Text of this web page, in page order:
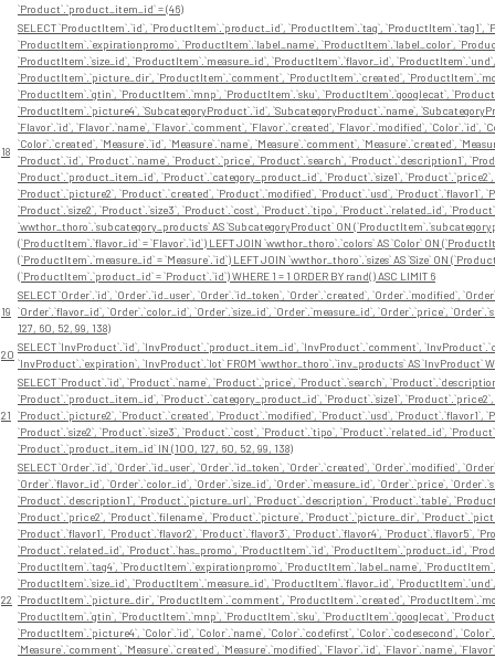
`Product`.`product_item_id` = (46)
18
SELECT `ProductItem`.`id`, `ProductItem`.`product_id`, `ProductItem`.`tag`, `ProductItem`.`tag1`,
`ProductItem`.`expirationpromo`, `ProductItem`.`label_name`, `ProductItem`.`label_color`,
`ProductItem`.`size_id`, `ProductItem`.`measure_id`, `ProductItem`.`flavor_id`,
`ProductItem`.`picture_dir`, `ProductItem`.`comment`, `ProductItem`.`created`,
`ProductItem`.`gtin`, `ProductItem`.`mnp`, `ProductItem`.`sku`, `ProductItem`.`googlecat`,
`ProductItem`.`picture4`, `SubcategoryProduct`.`id`, `SubcategoryProduct`.`name`,
`Flavor`.`id`, `Flavor`.`name`, `Flavor`.`comment`, `Flavor`.`created`, `Flavor`.`modified`,
`Color`.`created`, `Measure`.`id`, `Measure`.`name`, `Measure`.`comment`, `Measure`.`created`,
`Product`.`id`, `Product`.`name`, `Product`.`price`, `Product`.`search`, `Product`.`description1`,
`Product`.`product_item_id`, `Product`.`category_product_id`, `Product`.`size1`,
`Product`.`picture2`, `Product`.`created`, `Product`.`modified`, `Product`.`usd`, `Product`.`flavor1`,
`Product`.`size2`, `Product`.`size3`, `Product`.`cost`, `Product`.`tipo`, `Product`.`related_id`,
`wwthor_thoro`.`subcategory_products` AS `SubcategoryProduct` ON
(`ProductItem`.`flavor_id` = `Flavor`.`id`) LEFT JOIN `wwthor_thoro`.`colors` AS `Color` ON
(`ProductItem`.`measure_id` = `Measure`.`id`) LEFT JOIN `wwthor_thoro`.`sizes` AS `Size` ON
(`ProductItem`.`product_id` = `Product`.`id`) WHERE 1 = 1 ORDER BY rand() ASC LIMIT 6
19
SELECT `Order`.`id`, `Order`.`id_user`, `Order`.`id_token`, `Order`.`created`, `Order`.`modified`,
`Order`.`flavor_id`, `Order`.`color_id`, `Order`.`size_id`, `Order`.`measure_id`, `Order`.`price`,
127, 60, 52, 99, 138)
20
SELECT `InvProduct`.`id`, `InvProduct`.`product_item_id`, `InvProduct`.`comment`,
`InvProduct`.`expiration`, `InvProduct`.`lot` FROM `wwthor_thoro`.`inv_products` AS `InvProduct`
21
SELECT `Product`.`id`, `Product`.`name`, `Product`.`price`, `Product`.`search`,
`Product`.`product_item_id`, `Product`.`category_product_id`, `Product`.`size1`,
`Product`.`picture2`, `Product`.`created`, `Product`.`modified`, `Product`.`usd`, `Product`.`flavor1`,
`Product`.`size2`, `Product`.`size3`, `Product`.`cost`, `Product`.`tipo`, `Product`.`related_id`,
`Product`.`product_item_id` IN (100, 127, 60, 52, 99, 138)
22
SELECT `Order`.`id`, `Order`.`id_user`, `Order`.`id_token`, `Order`.`created`, `Order`.`modified`,
`Order`.`flavor_id`, `Order`.`color_id`, `Order`.`size_id`, `Order`.`measure_id`, `Order`.`price`,
`Product`.`description1`, `Product`.`picture_url`, `Product`.`description`, `Product`.`table`,
`Product`.`price2`, `Product`.`filename`, `Product`.`picture`, `Product`.`picture_dir`,
`Product`.`flavor1`, `Product`.`flavor2`, `Product`.`flavor3`, `Product`.`flavor4`, `Product`.`flavor5`,
`Product`.`related_id`, `Product`.`has_promo`, `ProductItem`.`id`, `ProductItem`.`product_id`,
`ProductItem`.`tag4`, `ProductItem`.`expirationpromo`, `ProductItem`.`label_name`,
`ProductItem`.`size_id`, `ProductItem`.`measure_id`, `ProductItem`.`flavor_id`,
`ProductItem`.`picture_dir`, `ProductItem`.`comment`, `ProductItem`.`created`,
`ProductItem`.`gtin`, `ProductItem`.`mnp`, `ProductItem`.`sku`, `ProductItem`.`googlecat`,
`ProductItem`.`picture4`, `Color`.`id`, `Color`.`name`, `Color`.`codefirst`, `Color`.`codesecond`,
`Measure`.`comment`, `Measure`.`created`, `Measure`.`modified`, `Flavor`.`id`, `Flavor`.`name`,